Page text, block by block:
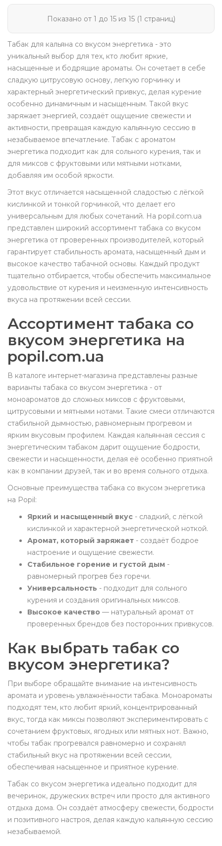
Показано от 1 до 15 из 15 (1 страниц)
Табак для кальяна со вкусом энергетика - это
уникальный выбор для тех, кто любит яркие,
насыщенные и бодрящие ароматы. Он сочетает в себе
сладкую цитрусовую основу, легкую горчинку и
характерный энергетический привкус, делая курение
особенно динамичным и насыщенным. Такой вкус
заряжает энергией, создаёт ощущение свежести и
активности, превращая каждую кальянную сессию в
незабываемое впечатление. Табак с ароматом
энергетика подходит как для сольного курения, так и
для миксов с фруктовыми или мятными нотками,
добавляя им особой яркости.
Этот вкус отличается насыщенной сладостью с лёгкой
кислинкой и тонкой горчинкой, что делает его
универсальным для любых сочетаний. На popil.com.ua
представлен широкий ассортимент табака со вкусом
энергетика от проверенных производителей, который
гарантирует стабильность аромата, насыщенный дым и
высокое качество табачной основы. Каждый продукт
тщательно отбирается, чтобы обеспечить максимальное
удовольствие от курения и неизменную интенсивность
вкуса на протяжении всей сессии.
Ассортимент табака со
вкусом энергетика на
popil.com.ua
В каталоге интернет-магазина представлены разные
варианты табака со вкусом энергетика - от
моноароматов до сложных миксов с фруктовыми,
цитрусовыми и мятными нотами. Такие смеси отличаются
стабильной дымностью, равномерным прогревом и
ярким вкусовым профилем. Каждая кальянная сессия с
энергетическим табаком дарит ощущение бодрости,
свежести и насыщенности, делая её особенно приятной
как в компании друзей, так и во время сольного отдыха.
Основные преимущества табака со вкусом энергетика
на Popil:
Яркий и насыщенный вкус - сладкий, с лёгкой
кислинкой и характерной энергетической ноткой.
Аромат, который заряжает - создаёт бодрое
настроение и ощущение свежести.
Стабильное горение и густой дым -
равномерный прогрев без горечи.
Универсальность - подходит для сольного
курения и создания оригинальных миксов.
Высокое качество — натуральный аромат от
проверенных брендов без посторонних привкусов.
Как выбрать табак со
вкусом энергетика?
При выборе обращайте внимание на интенсивность
аромата и уровень увлажнённости табака. Моноароматы
подходят тем, кто любит яркий, концентрированный
вкус, тогда как миксы позволяют экспериментировать с
сочетанием фруктовых, ягодных или мятных нот. Важно,
чтобы табак прогревался равномерно и сохранял
стабильный вкус на протяжении всей сессии,
обеспечивая насыщенное и приятное курение.
Табак со вкусом энергетика идеально подходит для
вечеринок, дружеских встреч или просто для активного
отдыха дома. Он создаёт атмосферу свежести, бодрости
и позитивного настроя, делая каждую кальянную сессию
незабываемой.